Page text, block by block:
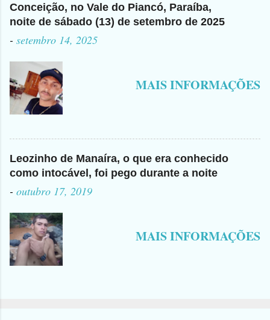
Conceição, no Vale do Piancó, Paraíba,
noite de sábado (13) de setembro de 2025
- setembro 14, 2025
MAIS INFORMAÇÕES
Leozinho de Manaíra, o que era conhecido
como intocável, foi pego durante a noite
- outubro 17, 2019
MAIS INFORMAÇÕES